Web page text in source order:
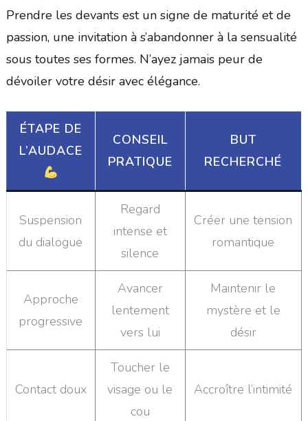
Prendre les devants est un signe de maturité et de
passion, une invitation à s’abandonner à la sensualité
sous toutes ses formes. N’ayez jamais peur de
dévoiler votre désir avec élégance.
ÉTAPE DE
L’AUDACE
CONSEIL
PRATIQUE
BUT
RECHERCHÉ
Suspension
du dialogue
Regard
intense et
silence
Créer une tension
romantique
Approche
progressive
Avancer
lentement
vers lui
Maintenir le
mystère et le
désir
Contact doux
Toucher le
visage ou le
cou
Accroître l’intimité